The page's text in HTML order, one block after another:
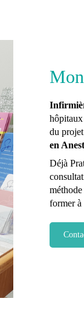
du
en
Déjà
former à